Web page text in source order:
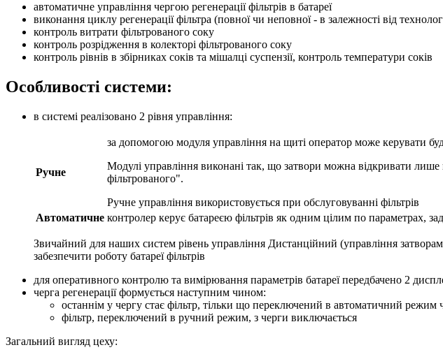
автоматичне управління чергою регенерації фільтрів в батареї
виконання циклу регенерації фільтра (повної чи неповної - в залежності від
контроль витрати фільтрованого соку
контроль розрідження в колекторі фільтрованого соку
контроль рівнів в збірниках соків та мішалці суспензії, контроль температури соків
Особливості системи:
в системі реалізовано 2 рівня управління:
Ручне
за допомогою модуля управління на щиті оператор може керувати
Модулі управління виконані так, що затвори можна відкривати
фільтрованого".
Ручне управління використовується при обслуговуванні фільтрів
Автоматичне контролер керує батареєю фільтрів як одним цілим по параметрах,
Звичайний для наших систем рівень управління Дистанційний (управління
забезпечити роботу батареї фільтрів
для оперативного контролю та вимірювання параметрів батареї передбачено 2
черга регенерації формується наступним чином:
останнім у чергу стає фільтр, тільки що переключений в автоматичний режим
фільтр, переключений в ручний режим, з черги виключається
Загальний вигляд цеху: